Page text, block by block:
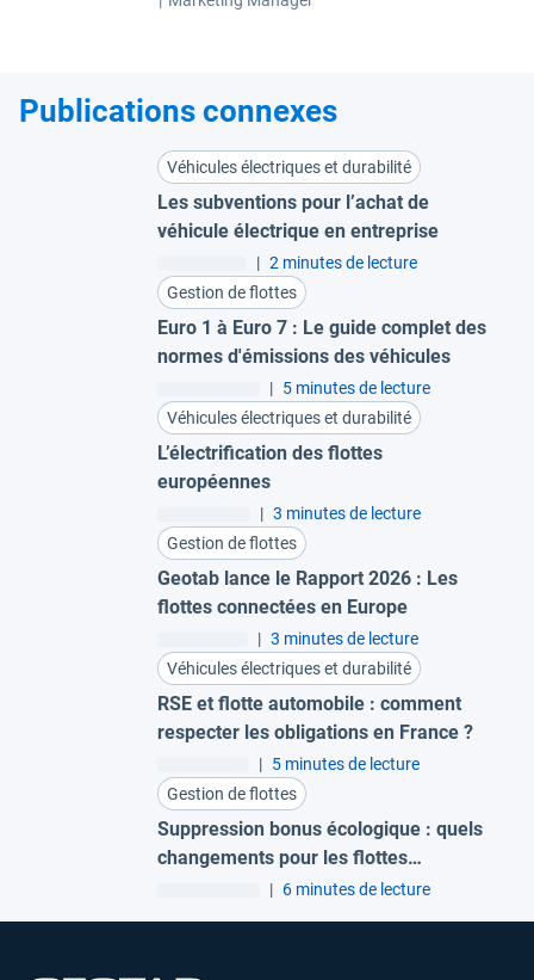
Publications connexes
Véhicules électriques et durabilité
Les subventions pour l’achat de
véhicule électrique en entreprise
| 2 minutes de lecture
Gestion de flottes
Euro 1 à Euro 7 : Le guide complet des
normes d'émissions des véhicules
| 5 minutes de lecture
Véhicules électriques et durabilité
L’électrification des flottes
européennes
| 3 minutes de lecture
Gestion de flottes
Geotab lance le Rapport 2026 : Les
flottes connectées en Europe
| 3 minutes de lecture
Véhicules électriques et durabilité
RSE et flotte automobile : comment
respecter les obligations en France ?
| 5 minutes de lecture
Gestion de flottes
Suppression bonus écologique : quels
changements pour les flottes
d’entreprise ?| 6 minutes de lecture